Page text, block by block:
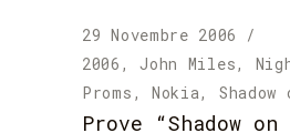
29 Novembre 2006
2006 ,John Miles,
Proms , Nokia,
Prove “Shadow